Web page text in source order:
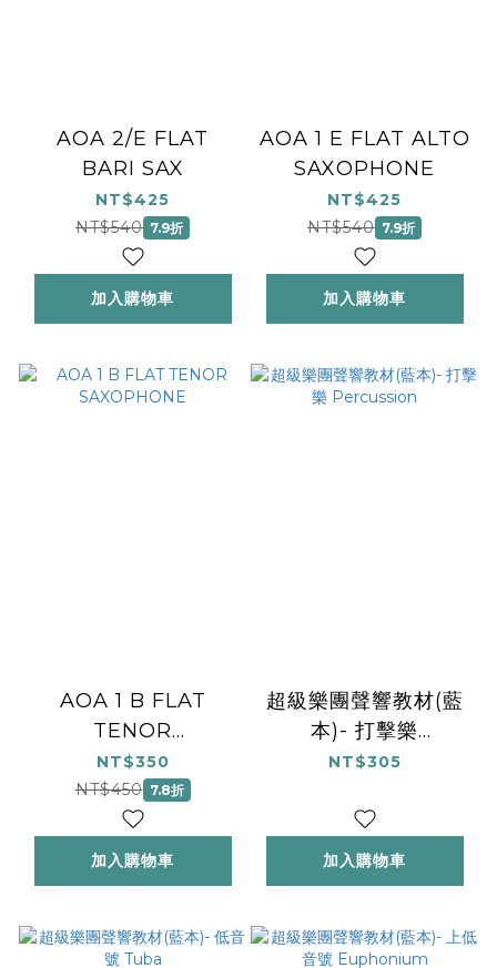
AOA 2/E FLAT
BARI SAX
NT$425
NT$540 7.9折
加入購物車
AOA 1 E FLAT ALTO
SAXOPHONE
NT$425
NT$540 7.9折
加入購物車
AOA 1 B FLAT
TENOR
SAXOPHONE
NT$350
NT$450 7.8折
加入購物車
超級樂團聲響教材(藍
本)- 打擊樂
Percussion
NT$305
加入購物車